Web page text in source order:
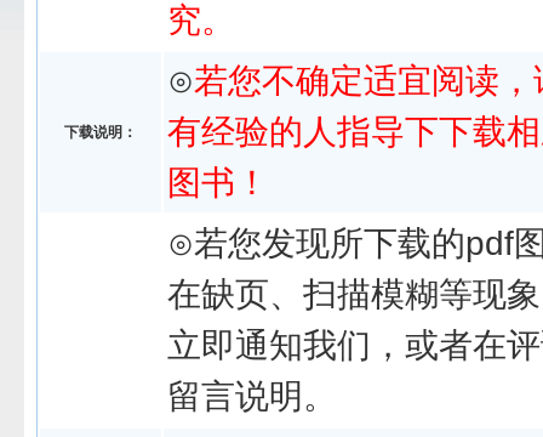
究。
下载说明：
⊙若您不确定适宜阅读，
有经验的人指导下下载
图书！
⊙若您发现所下载的pdf
在缺页、扫描模糊等现
立即通知我们，或者在
留言说明。